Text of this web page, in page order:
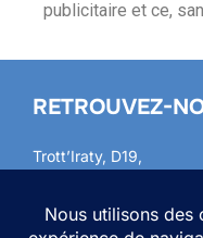
publicitaire et ce,
RETROUVEZ-
Trott’Iraty, D19,
Pour toute demande